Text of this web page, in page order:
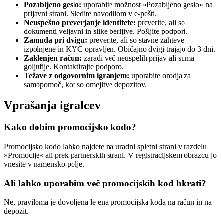
Pozabljeno geslo: uporabite možnost »Pozabljeno geslo« na
prijavni strani. Sledite navodilom v e-pošti.
Neuspešno preverjanje identitete: preverite, ali so
dokumenti veljavni in slike berljive. Pošljite podpori.
Zamuda pri dvigu: preverite, ali so stavne zahteve
izpolnjene in KYC opravljen. Običajno dvigi trajajo do 3 dni.
Zaklenjen račun: zaradi več neuspelih prijav ali suma
goljufije. Kontaktirajte podporo.
Težave z odgovornim igranjem: uporabite orodja za
samopomoč, kot so omejitve depozitov.
Vprašanja igralcev
Kako dobim promocijsko kodo?
Promocijsko kodo lahko najdete na uradni spletni strani v razdelu
»Promocije« ali prek partnerskih strani. V registracijskem obrazcu jo
vnesite v namensko polje.
Ali lahko uporabim več promocijskih kod hkrati?
Ne, praviloma je dovoljena le ena promocijska koda na račun in na
depozit.